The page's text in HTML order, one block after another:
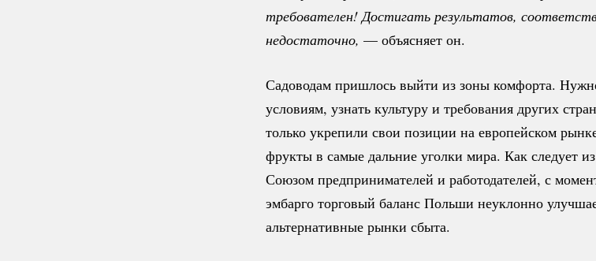
требователен! Достигать результатов,
недостаточно, — объясняет он.
Садоводам пришлось выйти из зоны комфорта.
условиям, узнать культуру и требования других
только укрепили свои позиции на европейском
фрукты в самые дальние уголки мира. Как следует
Союзом предпринимателей и работодателей, с
эмбарго торговый баланс Польши неуклонно
альтернативные рынки сбыта.